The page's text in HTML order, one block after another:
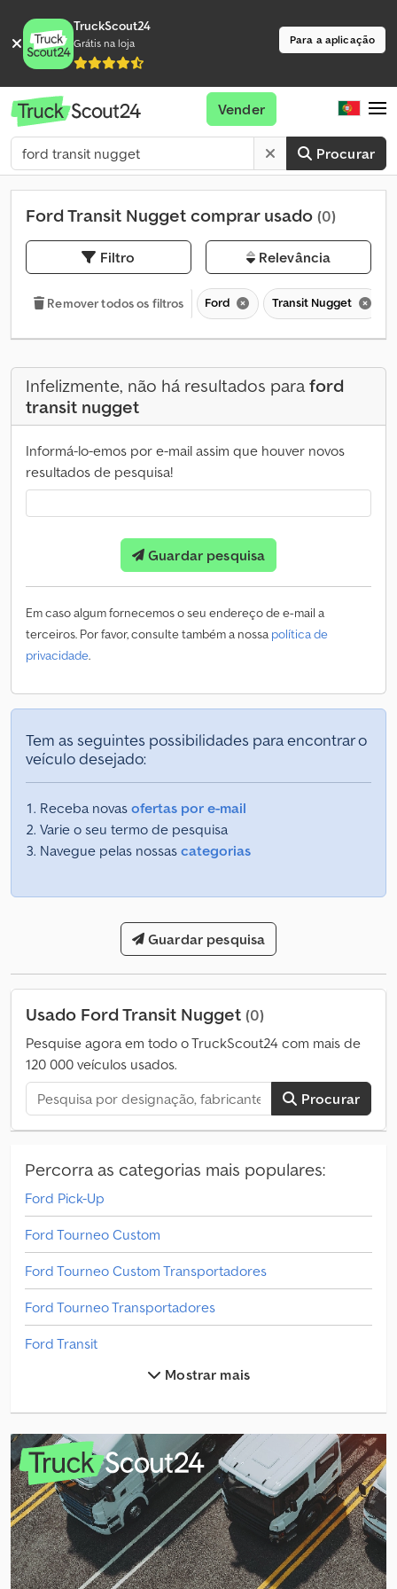
TruckScout24
Grátis na loja Para a aplicação
Procurar
Vender
Ford Transit Nugget comprar usado (0)
Filtro Relevância
Remover todos os filtros Ford Transit Nugget
Infelizmente, não há resultados paraford
transit nugget
Informá-lo-emos por e-mail assim que houver novos
resultados de pesquisa!
Guardar pesquisa
Em caso algum fornecemos o seu endereço de e-mail a
terceiros. Por favor, consulte também a nossa política de
privacidade.
Tem as seguintes possibilidades para encontrar o
veículo desejado:
Receba novas ofertas por e-mail
Varie o seu termo de pesquisa
Navegue pelas nossas categorias
Guardar pesquisa
Usado Ford Transit Nugget (0)
Pesquise agora em todo o TruckScout24 com mais de
120 000 veículos usados.
Procurar
Percorra as categorias mais populares:
Ford Pick-Up
Ford Tourneo Custom
Ford Tourneo Custom Transportadores
Ford Tourneo Transportadores
Ford Transit
Ford Transit 350
Ford Transit Autocarros
Ford Transit Bus
Ford Transit Bus Transportadores
Ford Transit Caminhões
Mostrar mais